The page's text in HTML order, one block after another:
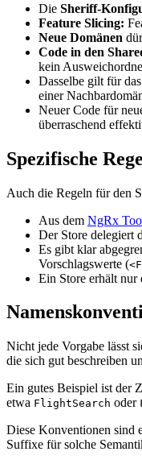
Die Sheriff-
Feature Slicing:
Neue Domänen
Code in den
kein
Dasselbe gilt für das
einer
Neuer Code für
überraschend
Spezifische
Auch die Regeln für den
Aus dem NgRx
Der Store delegiert
Es gibt klar
Vorschlagswerte (
Ein Store erhält nur
Nicht jede Vorgabe lässt
die sich gut beschreiben
Ein gutes Beispiel ist der
etwa FlightSearch oder
Diese Konventionen sind
Suffixe für solche